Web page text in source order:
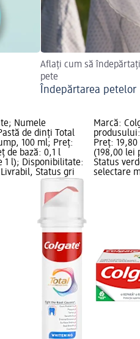
Aflați cum să
pete
Îndepărtarea petelor
Numele
de dinți Total
100 ml; Preț:
de bază: 0,1 l
1 l); Disponibilitate:
Status gri
Marcă:
Preț:
(198,00 lei
Status
selectare